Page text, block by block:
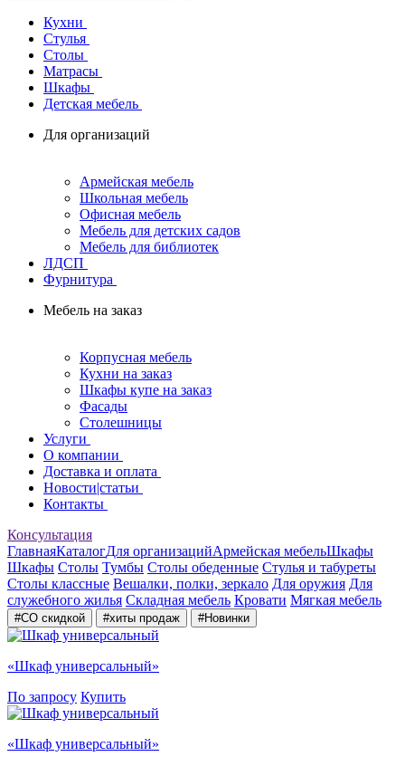
Кухни
Стулья
Столы
Матрасы
Шкафы
Детская мебель
Для организаций
Армейская мебель
Школьная мебель
Офисная мебель
Мебель для детских садов
Мебель для библиотек
ЛДСП
Фурнитура
Мебель на заказ
Корпусная мебель
Кухни на заказ
Шкафы купе на заказ
Фасады
Столешницы
Услуги
О компании
Доставка и оплата
Новости|статьи
Контакты
Консультация
ГлавнаяКаталогДля организацийАрмейская мебельШкафы
Шкафы Столы Тумбы Столы обеденные Стулья и табуреты
Столы классные Вешалки, полки, зеркало Для оружия Для
служебного жилья Складная мебель Кровати Мягкая мебель
#СО скидкой #хиты продаж #Новинки
«Шкаф универсальный»
По запросу Купить
«Шкаф универсальный»